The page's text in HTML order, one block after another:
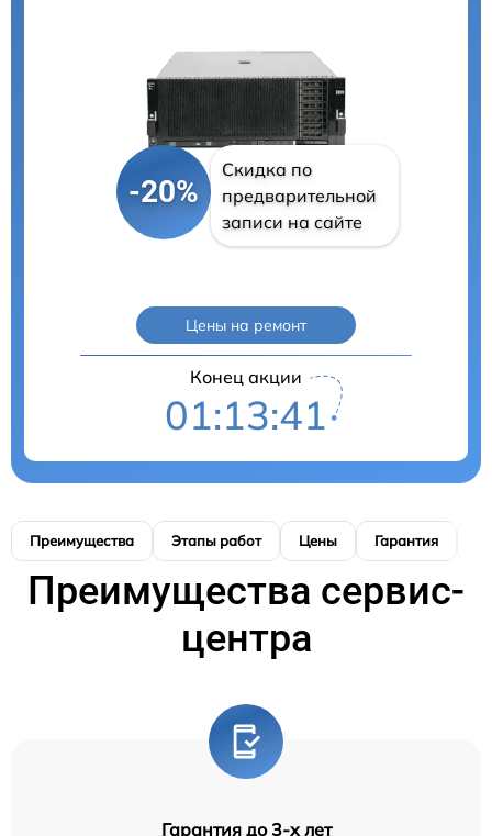
-20%
Скидка по
предварительной
записи на сайте
Цены на ремонт
Конец акции
01:13:40
Преимущества Этапы работ Цены Гарантия
Преимущества сервис-
центра
Гарантия до 3-х лет